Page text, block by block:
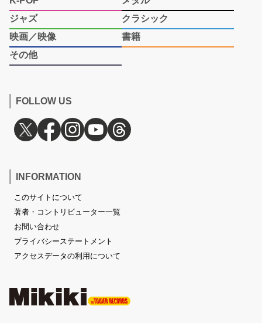
ジャズ
クラシック
映画／映像
書籍
その他
FOLLOW US
INFORMATION
このサイトについて
著者・コントリビューター一覧
お問い合わせ
プライバシーステートメント
アクセスデータの利用について